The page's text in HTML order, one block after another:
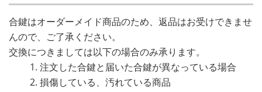
合鍵はオーダーメイド商品のため、返品はお受けできませ
んので、ご了承ください。
交換につきましては以下の場合のみ承ります。
注文した合鍵と届いた合鍵が異なっている場合
損傷している、汚れている商品